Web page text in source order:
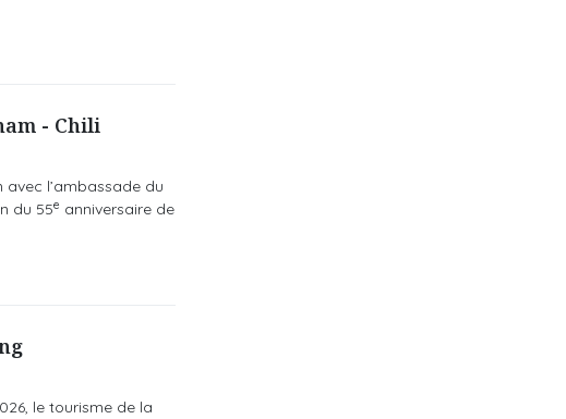
- Chili
l’ambassade du
du 55e anniversaire de
le tourisme de la